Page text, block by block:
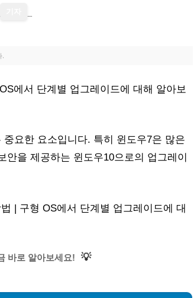
.
에서 단계별 업그레이드에 대해 알아보
요한 요소입니다. 특히 윈도우7은 많은
을 제공하는 윈도우10으로의 업그레이
| 구형 OS에서 단계별 업그레이드에 대
바로 알아보세요! 💡